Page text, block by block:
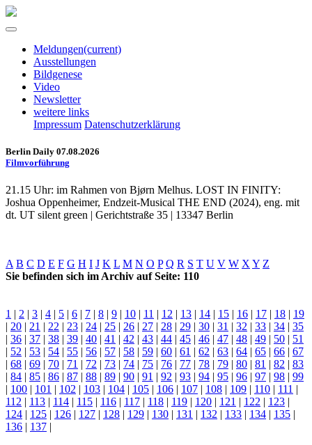
Meldungen(current)
Ausstellungen
Bildgenese
Video
Newsletter
weitere links
Impressum Datenschutzerklärung
Berlin Daily 07.08.2026
Filmvorführung
21.15 Uhr: im Rahmen von Bjørn Melhus. LOST IN FINITY:
Joshua Oppenheimer, Endzeit-Musical THE END (2024), eng. mit
dt. UT silent green | Gerichtstraße 35 | 13347 Berlin
A B C D E F G H I J K L M N O P Q R S T U V W X Y Z
Sie befinden sich im Archiv auf Seite: 110
1 | 2 | 3 | 4 | 5 | 6 | 7 | 8 | 9 | 10 | 11 | 12 | 13 | 14 | 15 | 16 | 17 | 18 | 19
| 20 | 21 | 22 | 23 | 24 | 25 | 26 | 27 | 28 | 29 | 30 | 31 | 32 | 33 | 34 | 35
| 36 | 37 | 38 | 39 | 40 | 41 | 42 | 43 | 44 | 45 | 46 | 47 | 48 | 49 | 50 | 51
| 52 | 53 | 54 | 55 | 56 | 57 | 58 | 59 | 60 | 61 | 62 | 63 | 64 | 65 | 66 | 67
| 68 | 69 | 70 | 71 | 72 | 73 | 74 | 75 | 76 | 77 | 78 | 79 | 80 | 81 | 82 | 83
| 84 | 85 | 86 | 87 | 88 | 89 | 90 | 91 | 92 | 93 | 94 | 95 | 96 | 97 | 98 | 99
| 100 | 101 | 102 | 103 | 104 | 105 | 106 | 107 | 108 | 109 | 110 | 111 |
112 | 113 | 114 | 115 | 116 | 117 | 118 | 119 | 120 | 121 | 122 | 123 |
124 | 125 | 126 | 127 | 128 | 129 | 130 | 131 | 132 | 133 | 134 | 135 |
136 | 137 |